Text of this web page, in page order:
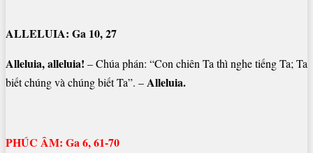
ALLELUIA: Ga 10, 27
Alleluia, alleluia! – Chúa phán: “Con chiên Ta thì nghe tiếng Ta; Ta
biết chúng và chúng biết Ta”. –Alleluia.
PHÚC ÂM: Ga 6, 61-70